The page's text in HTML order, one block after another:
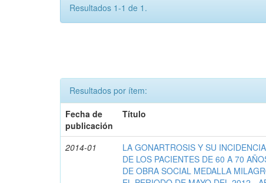
Resultados 1-1 de 1.
Resultados por ítem:
Fecha de
publicación
Título
2014-01
LA GONARTROSIS Y SU
DE LOS PACIENTES DE 60 A 70
DE OBRA SOCIAL MEDALLA